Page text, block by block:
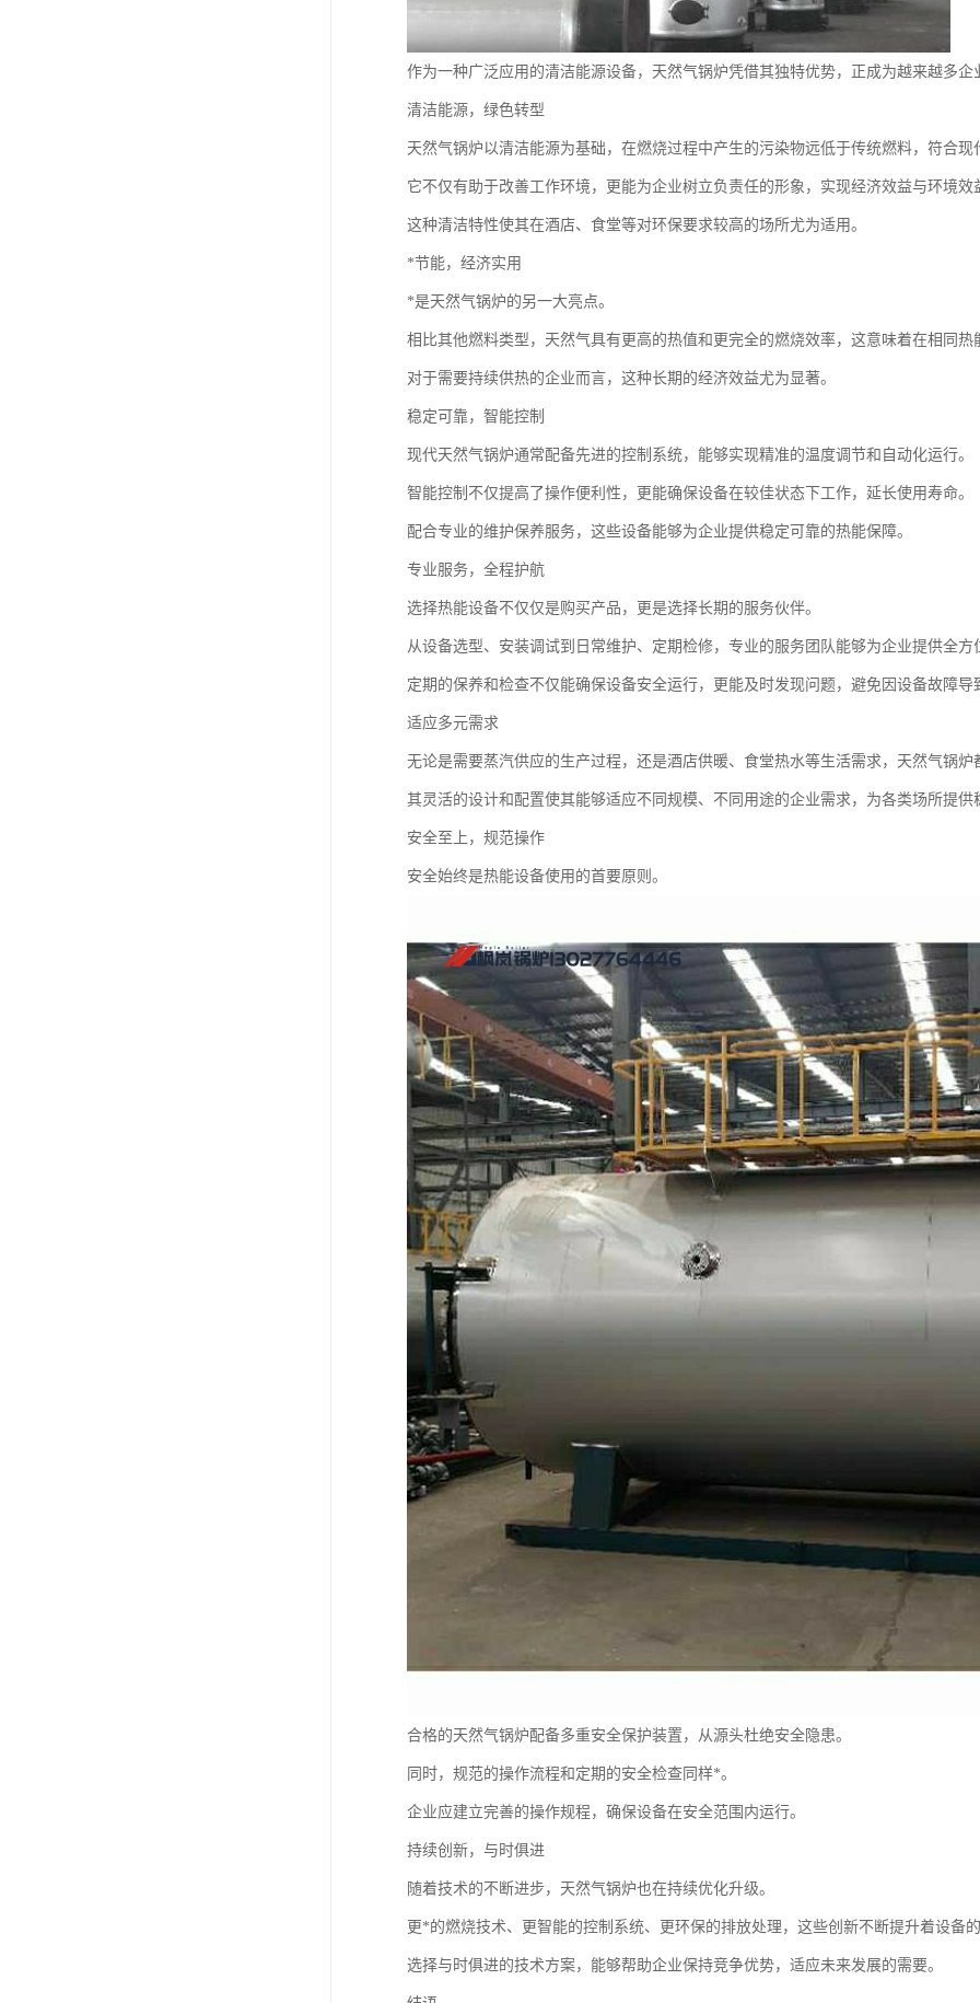
作为一种广泛应用的清洁能源设备，天然气锅炉凭借其独特优势，正成为越来越多企
清洁能源，绿色转型
天然气锅炉以清洁能源为基础，在燃烧过程中产生的污染物远低于传统燃料，符合
它不仅有助于改善工作环境，更能为企业树立负责任的形象，实现经济效益与环境效
这种清洁特性使其在酒店、食堂等对环保要求较高的场所尤为适用。
*节能，经济实用
*是天然气锅炉的另一大亮点。
相比其他燃料类型，天然气具有更高的热值和更完全的燃烧效率，这意味着在相同
对于需要持续供热的企业而言，这种长期的经济效益尤为显著。
稳定可靠，智能控制
现代天然气锅炉通常配备先进的控制系统，能够实现精准的温度调节和自动化运行。
智能控制不仅提高了操作便利性，更能确保设备在较佳状态下工作，延长使用寿命。
配合专业的维护保养服务，这些设备能够为企业提供稳定可靠的热能保障。
专业服务，全程护航
选择热能设备不仅仅是购买产品，更是选择长期的服务伙伴。
从设备选型、安装调试到日常维护、定期检修，专业的服务团队能够为企业提供全方
定期的保养和检查不仅能确保设备安全运行，更能及时发现问题，避免因设备故障导
适应多元需求
无论是需要蒸汽供应的生产过程，还是酒店供暖、食堂热水等生活需求，天然气锅
其灵活的设计和配置使其能够适应不同规模、不同用途的企业需求，为各类场所提
安全至上，规范操作
安全始终是热能设备使用的首要原则。
合格的天然气锅炉配备多重安全保护装置，从源头杜绝安全隐患。
同时，规范的操作流程和定期的安全检查同样*。
企业应建立完善的操作规程，确保设备在安全范围内运行。
持续创新，与时俱进
随着技术的不断进步，天然气锅炉也在持续优化升级。
更*的燃烧技术、更智能的控制系统、更环保的排放处理，这些创新不断提升着设备
选择与时俱进的技术方案，能够帮助企业保持竞争优势，适应未来发展的需要。